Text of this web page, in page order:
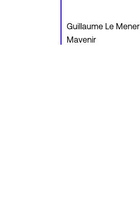
Guillaume Le Mener
Mavenir